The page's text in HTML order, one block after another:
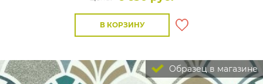
В КОРЗИНУ
Образец в магазине